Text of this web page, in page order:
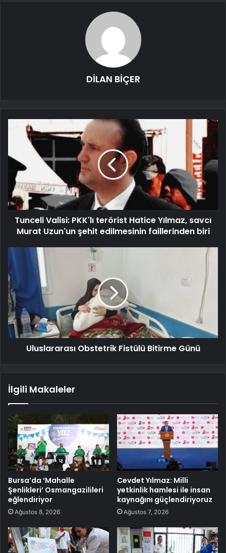
DİLAN BİÇER
Tunceli Valisi: PKK'lı terörist Hatice Yılmaz, savcı
Murat Uzun'un şehit edilmesinin faillerinden biri
Uluslararası Obstetrik Fistülü Bitirme Günü
İlgili Makaleler
Bursa’da ‘Mahalle
Şenlikleri’ Osmangazilileri
eğlendiriyor
Ağustos 8, 2026
Cevdet Yılmaz: Milli
yetkinlik hamlesi ile insan
kaynağını güçlendiriyoruz
Ağustos 7, 2026